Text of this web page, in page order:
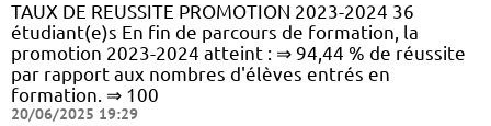
TAUX DE REUSSITE PROMOTION 2023-2024 36
étudiant(e)s En fin de parcours de formation, la
promotion 2023-2024 atteint : ⇒ 94,44 % de réussite
par rapport aux nombres d'élèves entrés en
formation. ⇒ 100
20/06/2025 19:29